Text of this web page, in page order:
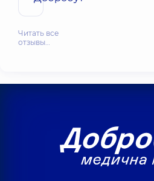
Читать все
отзывы…